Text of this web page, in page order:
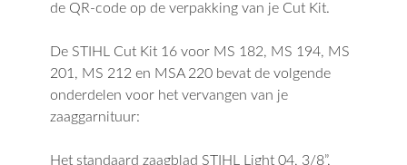
de QR-code op de verpakking van je Cut Kit.
De STIHL Cut Kit 16 voor MS 182, MS 194, MS
201, MS 212 en MSA 220 bevat de volgende
onderdelen voor het vervangen van je
zaaggarnituur:
Het standaard zaagblad STIHL Light 04, 3/8”,